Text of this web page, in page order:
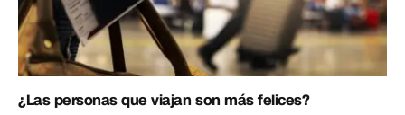
¿Las personas que viajan son más felices?